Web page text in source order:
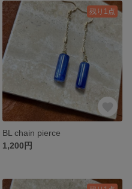
残り1点
BL chain pierce
1,200円